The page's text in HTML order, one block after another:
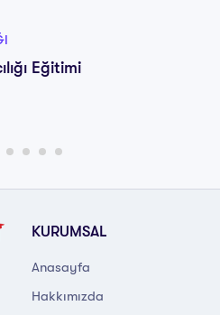
Eğitimi
KURUMSAL
Anasayfa
Hakkımızda